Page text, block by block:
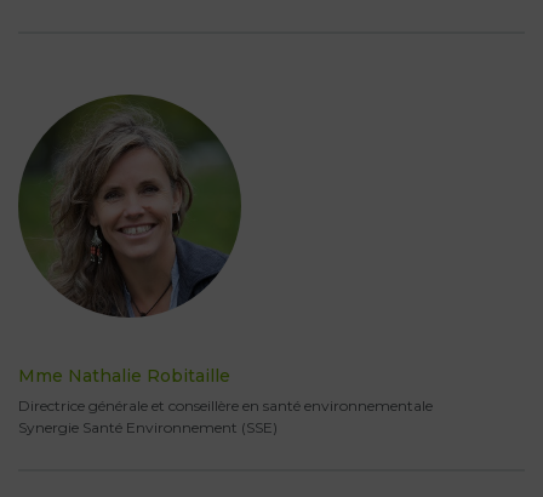
Mme Nathalie Robitaille
Directrice générale et conseillère en santé environnementale
Synergie Santé Environnement (SSE)